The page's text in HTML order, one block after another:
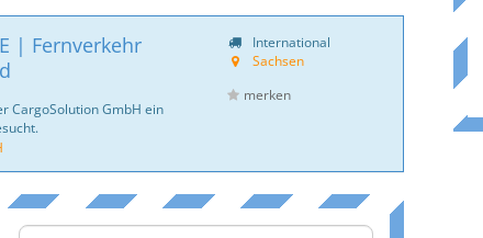
| Fernverkehr
CargoSolution GmbH ein
International
Sachsen
merken